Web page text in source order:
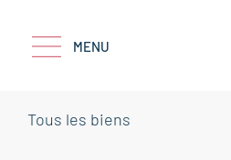
MENU
Tous les biens